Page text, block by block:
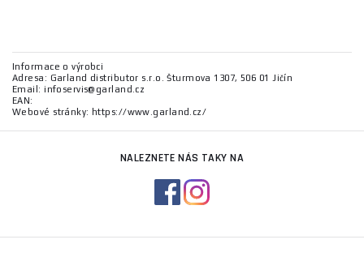
Informace o výrobci
Adresa: Garland distributor s.r.o. Šturmova 1307, 506 01 Jičín
Email: infoservis@garland.cz
EAN:
Webové stránky: https://www.garland.cz/
NALEZNETE NÁS TAKY NA